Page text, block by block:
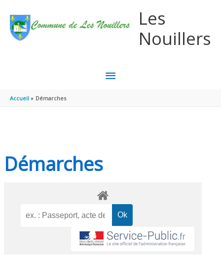
Les
Nouillers
MENU
Accueil Démarches
Démarches